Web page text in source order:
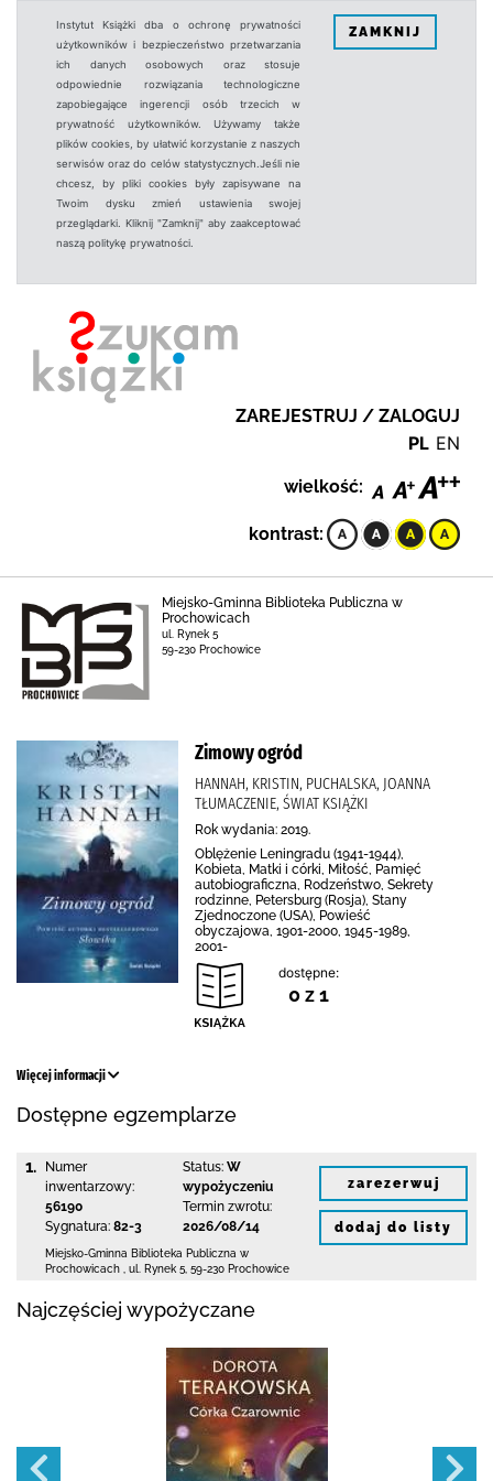
Instytut Książki dba o ochronę prywatności
użytkowników i bezpieczeństwo przetwarzania
ich danych osobowych oraz stosuje
odpowiednie rozwiązania technologiczne
zapobiegające ingerencji osób trzecich w
prywatność użytkowników. Używamy także
plików cookies, by ułatwić korzystanie z naszych
serwisów oraz do celów statystycznych.Jeśli nie
chcesz, by pliki cookies były zapisywane na
Twoim dysku zmień ustawienia swojej
przeglądarki. Kliknij "Zamknij" aby zaakceptować
naszą politykę prywatności.
ZAMKNIJ
ZAREJESTRUJ / ZALOGUJ
PL EN
wielkość:
kontrast:
Miejsko-Gminna Biblioteka Publiczna w
Prochowicach
ul. Rynek 5
59-230 Prochowice
Zimowy ogród
HANNAH, KRISTIN, PUCHALSKA, JOANNA
TŁUMACZENIE, ŚWIAT KSIĄŻKI
Rok wydania: 2019.
Oblężenie Leningradu (1941-1944),
Kobieta, Matki i córki, Miłość, Pamięć
autobiograficzna, Rodzeństwo, Sekrety
rodzinne, Petersburg (Rosja), Stany
Zjednoczone (USA), Powieść
obyczajowa, 1901-2000, 1945-1989,
2001-
dostępne:
0 z 1
Więcej informacji
Dostępne egzemplarze
1.
Numer
inwentarzowy:
56190
Sygnatura: 82-3
Status: W
wypożyczeniu
Termin zwrotu:
2026/08/14
Miejsko-Gminna Biblioteka Publiczna w
Prochowicach
ul. Rynek 5 59-230 Prochowice
zarezerwuj
dodaj do listy
Najczęściej wypożyczane